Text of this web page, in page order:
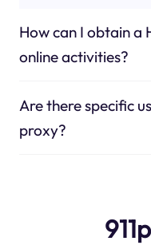
How can I obtain
online activities?
Are there specific
proxy?